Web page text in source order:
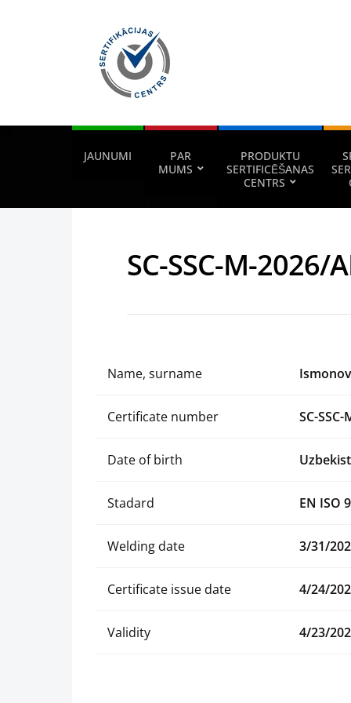
JAUNUMI
PAR
MUMS
PRODUKTU
SERTIFICĒŠANAS
CENTRS
SC-SSC-M-2026/
Name, surname
Certificate number SC-
Date of birth
Stadard EN ISO
Welding date 3/31/
Certificate issue date 4/24/
Validity 4/23/